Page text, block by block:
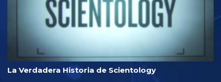
La Verdadera Historia de Scientology